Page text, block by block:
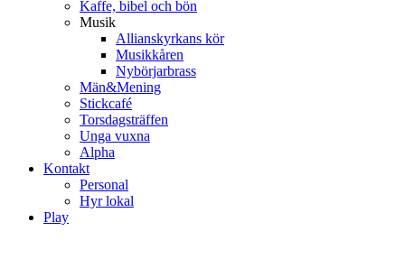
Kaffe, bibel och bön
Musik
Allianskyrkans kör
Musikkåren
Nybörjarbrass
Män&Mening
Stickcafé
Torsdagsträffen
Unga vuxna
Alpha
Kontakt
Personal
Hyr lokal
Play